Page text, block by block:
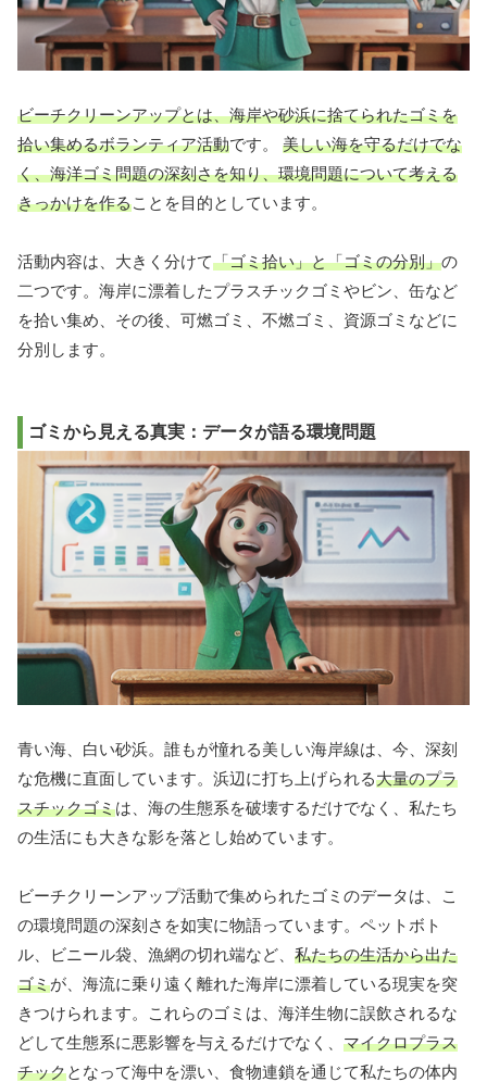
ビーチクリーンアップとは、海岸や砂浜に捨てられたゴミを
拾い集めるボランティア活動です。 美しい海を守るだけでな
く、海洋ゴミ問題の深刻さを知り、環境問題について考える
きっかけを作ることを目的としています。
活動内容は、大きく分けて「ゴミ拾い」と「ゴミの分別」の
二つです。海岸に漂着したプラスチックゴミやビン、缶など
を拾い集め、その後、可燃ゴミ、不燃ゴミ、資源ゴミなどに
分別します。
ゴミから見える真実：データが語る環境問題
青い海、白い砂浜。誰もが憧れる美しい海岸線は、今、深刻
な危機に直面しています。浜辺に打ち上げられる大量のプラ
スチックゴミは、海の生態系を破壊するだけでなく、私たち
の生活にも大きな影を落とし始めています。
ビーチクリーンアップ活動で集められたゴミのデータは、こ
の環境問題の深刻さを如実に物語っています。ペットボト
ル、ビニール袋、漁網の切れ端など、 私たちの生活から出た
ゴミが、海流に乗り遠く離れた海岸に漂着している現実を突
きつけられます。これらのゴミは、海洋生物に誤飲されるな
どして生態系に悪影響を与えるだけでなく、 マイクロプラス
チックとなって海中を漂い、食物連鎖を通じて私たちの体内